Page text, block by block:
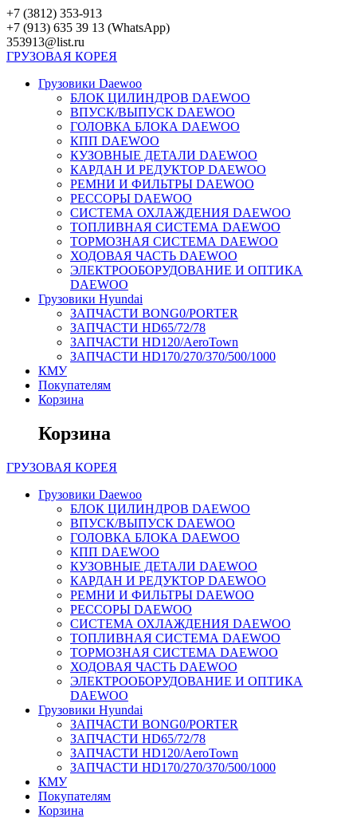
Перейти
к
контенту
+7 (3812) 353-913
+7 (913) 635 39 13 (WhatsApp)
353913@list.ru
ГРУЗОВАЯ КОРЕЯ
Грузовики Daewoo
БЛОК ЦИЛИНДРОВ DAEWOO
ВПУСК/ВЫПУСК DAEWOO
ГОЛОВКА БЛОКА DAEWOO
КПП DAEWOO
КУЗОВНЫЕ ДЕТАЛИ DAEWOO
КАРДАН И РЕДУКТОР DAEWOO
РЕМНИ И ФИЛЬТРЫ DAEWOO
РЕССОРЫ DAEWOO
СИСТЕМА ОХЛАЖДЕНИЯ DAEWOO
ТОПЛИВНАЯ СИСТЕМА DAEWOO
ТОРМОЗНАЯ СИСТЕМА DAEWOO
ХОДОВАЯ ЧАСТЬ DAEWOO
ЭЛЕКТРООБОРУДОВАНИЕ И ОПТИКА
DAEWOO
Грузовики Hyundai
ЗАПЧАСТИ BONG0/PORTER
ЗАПЧАСТИ HD65/72/78
ЗАПЧАСТИ HD120/AeroTown
ЗАПЧАСТИ HD170/270/370/500/1000
КМУ
Покупателям
Корзина
Корзина
ГРУЗОВАЯ КОРЕЯ
Грузовики Daewoo
БЛОК ЦИЛИНДРОВ DAEWOO
ВПУСК/ВЫПУСК DAEWOO
ГОЛОВКА БЛОКА DAEWOO
КПП DAEWOO
КУЗОВНЫЕ ДЕТАЛИ DAEWOO
КАРДАН И РЕДУКТОР DAEWOO
РЕМНИ И ФИЛЬТРЫ DAEWOO
РЕССОРЫ DAEWOO
СИСТЕМА ОХЛАЖДЕНИЯ DAEWOO
ТОПЛИВНАЯ СИСТЕМА DAEWOO
ТОРМОЗНАЯ СИСТЕМА DAEWOO
ХОДОВАЯ ЧАСТЬ DAEWOO
ЭЛЕКТРООБОРУДОВАНИЕ И ОПТИКА
DAEWOO
Грузовики Hyundai
ЗАПЧАСТИ BONG0/PORTER
ЗАПЧАСТИ HD65/72/78
ЗАПЧАСТИ HD120/AeroTown
ЗАПЧАСТИ HD170/270/370/500/1000
КМУ
Покупателям
Корзина